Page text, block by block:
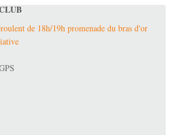
de 18h/19h promenade du bras d'or